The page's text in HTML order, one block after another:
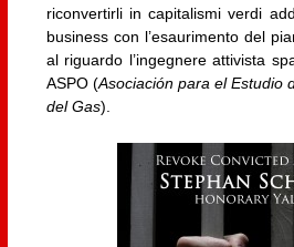
riconvertirli in capitalismi verdi
business con l’esaurimento del
al riguardo l’ingegnere attivista
ASPO (Asociación para el Estudio
del Gas).